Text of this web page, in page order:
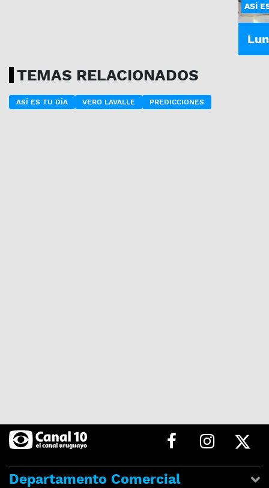
ASÍ
TEMAS RELACIONADOS
ASÍ ES TU DÍA VERO LAVALLE PREDICCIONES
Departamento Comercial